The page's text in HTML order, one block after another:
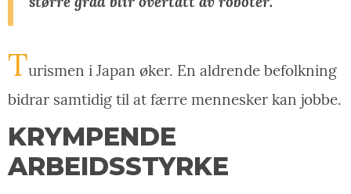
Turismen i Japan øker. En aldrende befolkning
bidrar samtidig til at færre mennesker kan jobbe.
KRYMPENDE
ARBEIDSSTYRKE